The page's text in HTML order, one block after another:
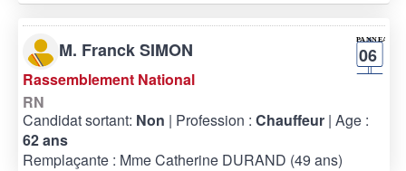
M. Franck SIMON 06
Rassemblement National
RN
Candidat sortant: Non | Profession : Chauffeur | Age :
62 ans
Remplaçante : Mme Catherine DURAND (49 ans)